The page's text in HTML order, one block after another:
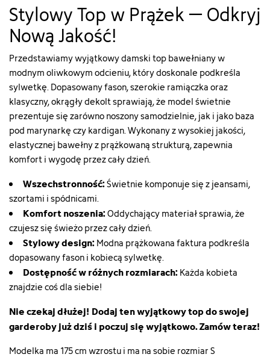
Stylowy Top w Prążek – Odkryj
Nową Jakość!
Przedstawiamy wyjątkowy damski top bawełniany w
modnym oliwkowym odcieniu, który doskonale podkreśla
sylwetkę. Dopasowany fason, szerokie ramiączka oraz
klasyczny, okrągły dekolt sprawiają, że model świetnie
prezentuje się zarówno noszony samodzielnie, jak i jako baza
pod marynarkę czy kardigan. Wykonany z wysokiej jakości,
elastycznej bawełny z prążkowaną strukturą, zapewnia
komfort i wygodę przez cały dzień.
Wszechstronność:Świetnie komponuje się z jeansami,
szortami i spódnicami.
Komfort noszenia:Oddychający materiał sprawia, że
czujesz się świeżo przez cały dzień.
Stylowy design:Modna prążkowana faktura podkreśla
dopasowany fason i kobiecą sylwetkę.
Dostępność w różnych rozmiarach:Każda kobieta
znajdzie coś dla siebie!
Nie czekaj dłużej! Dodaj ten wyjątkowy top do swojej
garderoby już dziś i poczuj się wyjątkowo. Zamów teraz!
Modelka ma 175 cm wzrostu i ma na sobie rozmiar S